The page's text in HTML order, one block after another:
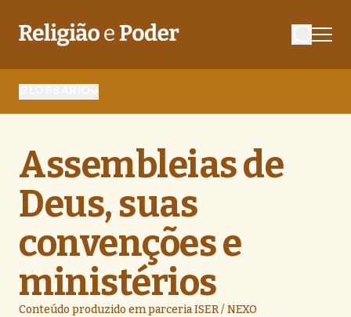
Assembleias de
Deus, suas
convenções e
ministérios
Conteúdo produzido em parceria ISER / NEXO